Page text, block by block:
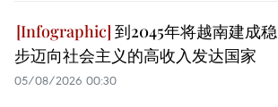
到2045年将越南建成稳
步迈向社会主义的高收入发达国家
05/08/2026 00:30